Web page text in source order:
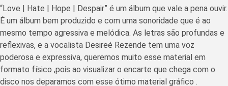
“Love | Hate | Hope | Despair” é um álbum que vale a pena ouvir.
É um álbum bem produzido e com uma sonoridade que é ao
mesmo tempo agressiva e melódica. As letras são profundas e
reflexivas, e a vocalista Desireé Rezende tem uma voz
poderosa e expressiva, queremos muito esse material em
formato físico ,pois ao visualizar o encarte que chega com o
disco nos deparamos com esse ótimo material gráfico .